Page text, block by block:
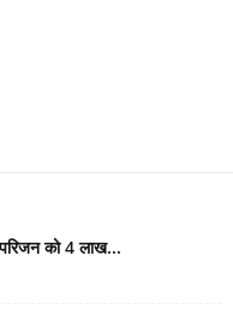
को 4 लाख...